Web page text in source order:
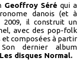
Geoffroy Séré qui a
danois (et à
2009, il construit un
avec des pop-folk
et composées à partir
dernier album
Les disques Normal.